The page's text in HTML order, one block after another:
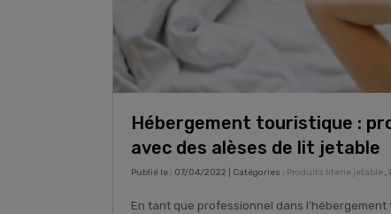
Hébergement touristique :
avec des alèses de lit jetable
Publié le : 07/04/2022 | Catégories : Produits literie jetable ,
En tant que professionnel dans